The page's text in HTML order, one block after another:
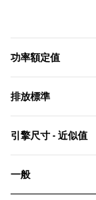
功率額定值
排放標準
引擎尺寸 - 近似值
一般